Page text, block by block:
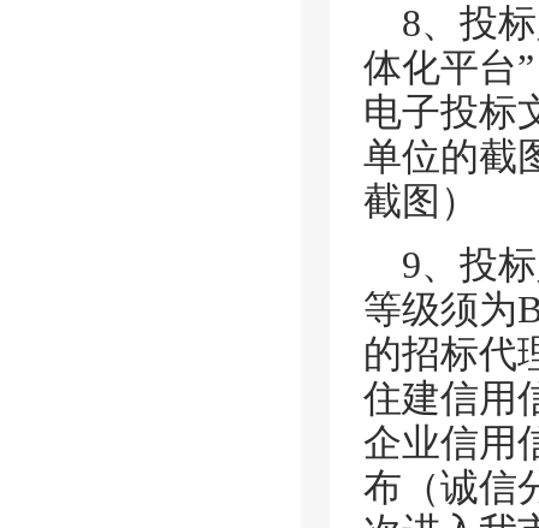
8、投
体化平台
电子投标
单位的截
截图）
9、投
等级须为
的招标代
住建信用
企业信用
布（诚信